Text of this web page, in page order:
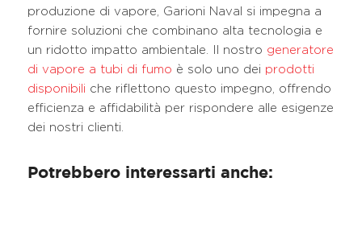
produzione di vapore, Garioni Naval si impegna a
fornire soluzioni che combinano alta tecnologia e
un ridotto impatto ambientale. Il nostro generatore
di vapore a tubi di fumo è solo uno dei prodotti
disponibili che riflettono questo impegno, offrendo
efficienza e affidabilità per rispondere alle esigenze
dei nostri clienti.
Potrebbero interessarti anche: